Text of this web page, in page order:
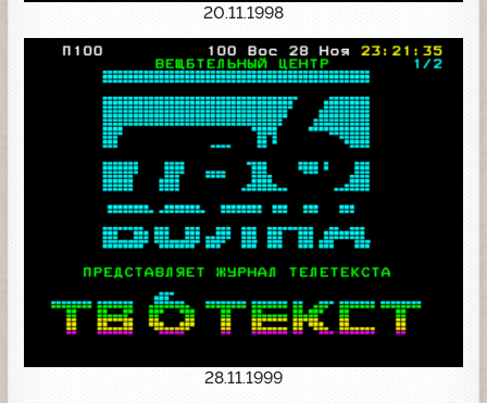
20.11.1998
28.11.1999